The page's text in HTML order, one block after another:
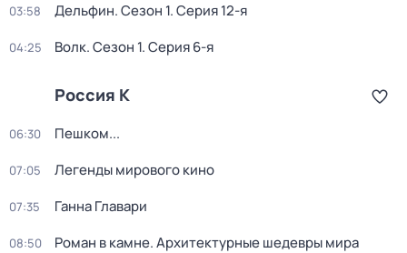
03:58 Дельфин. Сезон 1. Серия 12-я
04:25 Волк. Сезон 1. Серия 6-я
Россия К
06:30 Пешком...
07:05 Легенды мирового кино
07:35 Ганна Главари
08:50 Роман в камне. Архитектурные шедевры мира